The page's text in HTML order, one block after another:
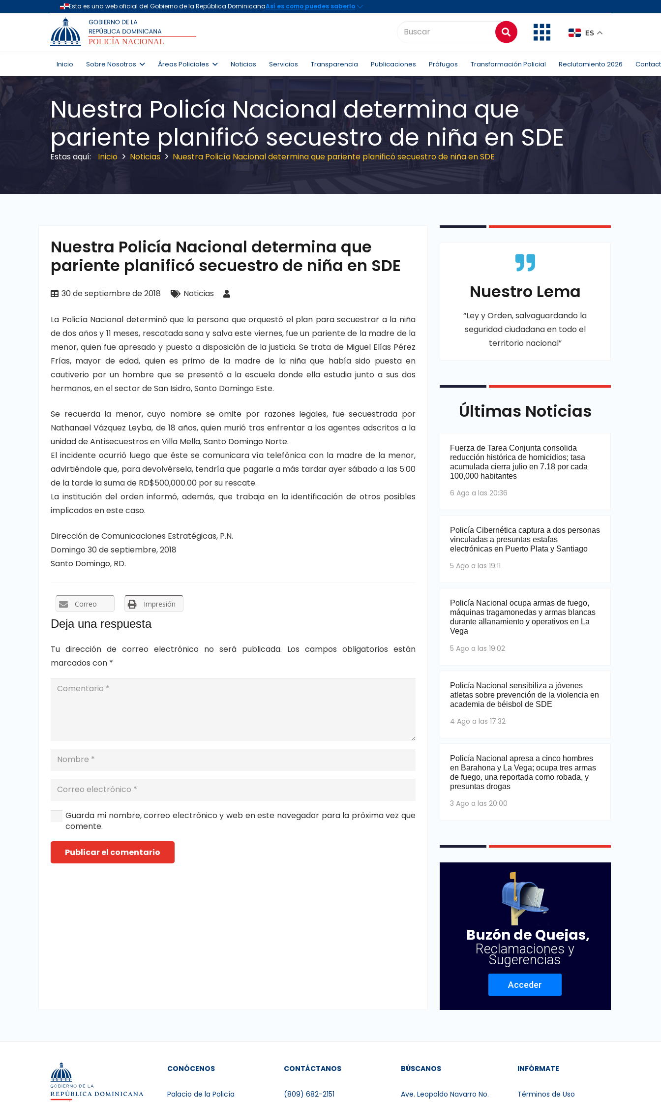
ES
Inicio Sobre Nosotros Áreas Policiales Noticias Servicios Transparencia Publicaciones Prófugos Transformación Policial Reclutamiento 2026
Nuestra Policía Nacional determina que
pariente planificó secuestro de niña en SDE
Inicio Noticias Nuestra Policía Nacional determina que pariente planificó secuestro de niña en SDE
Nuestra Policía Nacional determina que
pariente planificó secuestro de niña en SDE
30 de septiembre de 2018 Noticias
La Policía Nacional determinó que la persona que orquestó el plan para secuestrar a la niña
de dos años y 11 meses, rescatada sana y salva este viernes, fue un pariente de la madre de la
menor, quien fue apresado y puesto a disposición de la justicia. Se trata de Miguel Elías Pérez
Frías, mayor de edad, quien es primo de la madre de la niña que había sido puesta en
cautiverio por un hombre que se presentó a la escuela donde ella estudia junto a sus dos
hermanos, en el sector de San Isidro, Santo Domingo Este.
Se recuerda la menor, cuyo nombre se omite por razones legales, fue secuestrada por
Nathanael Vázquez Leyba, de 18 años, quien murió tras enfrentar a los agentes adscritos a la
unidad de Antisecuestros en Villa Mella, Santo Domingo Norte.
El incidente ocurrió luego que éste se comunicara vía telefónica con la madre de la menor,
advirtiéndole que, para devolvérsela, tendría que pagarle a más tardar ayer sábado a las 5:00
de la tarde la suma de RD$500,000.00 por su rescate.
La institución del orden informó, además, que trabaja en la identificación de otros posibles
implicados en este caso.
Dirección de Comunicaciones Estratégicas, P.N.
Domingo 30 de septiembre, 2018
Santo Domingo, RD.
Correo Impresión
Deja una respuesta
Tu dirección de correo electrónico no será publicada. Los campos obligatorios están
marcados con *
Guarda mi nombre, correo electrónico y web en este navegador para la próxima vez que
comente.
Publicar el comentario
Nuestro Lema
“Ley y Orden, salvaguardando la
seguridad ciudadana en todo el
territorio nacional”
Últimas Noticias
Fuerza de Tarea Conjunta consolida
reducción histórica de homicidios; tasa
acumulada cierra julio en 7.18 por cada
100,000 habitantes
6 Ago a las 20:36
Policía Cibernética captura a dos personas
vinculadas a presuntas estafas
electrónicas en Puerto Plata y Santiago
5 Ago a las 19:11
Policía Nacional ocupa armas de fuego,
máquinas tragamonedas y armas blancas
durante allanamiento y operativos en La
Vega
5 Ago a las 19:02
Policía Nacional sensibiliza a jóvenes
atletas sobre prevención de la violencia en
academia de béisbol de SDE
4 Ago a las 17:32
Policía Nacional apresa a cinco hombres
en Barahona y La Vega; ocupa tres armas
de fuego, una reportada como robada, y
presuntas drogas
3 Ago a las 20:00
Buzón de Quejas,
Reclamaciones y
Sugerencias
Acceder
CONÓCENOS
Palacio de la Policía
CONTÁCTANOS
(809) 682-2151
BÚSCANOS
Ave. Leopoldo Navarro No.
INFÓRMATE
Términos de Uso